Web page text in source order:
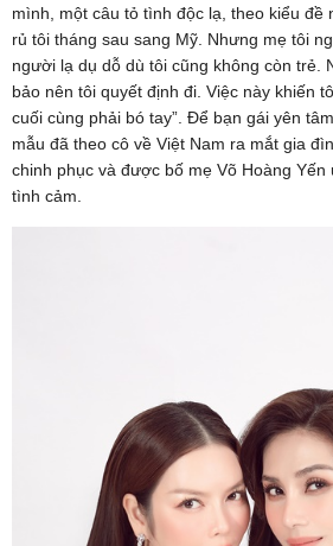
mình, một câu tỏ tình độc lạ, theo kiểu đề
rủ tôi tháng sau sang Mỹ. Nhưng mẹ tôi
người lạ dụ dỗ dù tôi cũng không còn trẻ.
bảo nên tôi quyết định đi. Việc này khiến
cuối cùng phải bó tay”. Để bạn gái yên
mẫu đã theo cô về Việt Nam ra mắt gia
chinh phục và được bố mẹ Võ Hoàng Yến
tình cảm.